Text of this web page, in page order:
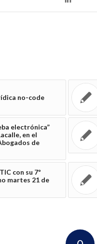
no-code
electrónica”
en el
de
con su 7º
martes 21 de